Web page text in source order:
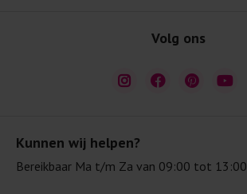
Kunnen wij helpen?
Bereikbaar Ma t/m Za van 09:00 tot 13:00
Volg ons